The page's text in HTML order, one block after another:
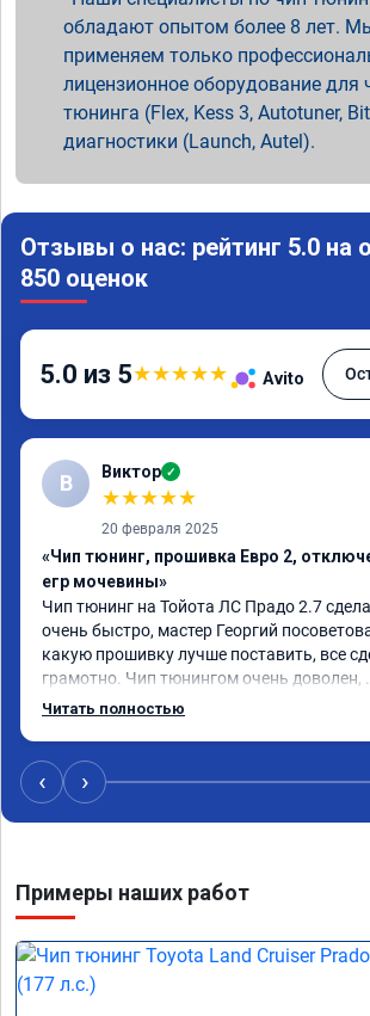
обладают опытом более 8 лет.
применяем только
лицензионное оборудование для
тюнинга (Flex, Kess 3, Autotuner,
диагностики (Launch, Autel).
Отзывы о нас: рейтинг 5.0 на
850 оценок
5.0 из 5★★★★★ Avito
В Виктор ✓
★★★★★
20 февраля 2025
«Чип тюнинг, прошивка Евро 2,
егр мочевины»
Чип тюнинг на Тойота ЛС Прадо 2.7
очень быстро, мастер Георгий
какую прошивку лучше поставить, все
грамотно. Чип тюнингом очень доволен,
машина ожила немного, отзыв на педаль
провалы. Расход топлива остался таким
динамика улучшилась. Советую этот
всем. Спасибо!!!
Читать полностью
‹ ›
Примеры наших работ